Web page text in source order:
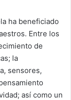
ha beneficiado
Entre los
de
la
sensores,
así como un